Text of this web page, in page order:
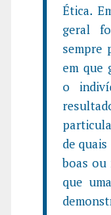
Ética.
geral
sempre
em que
o
de
boas ou
que